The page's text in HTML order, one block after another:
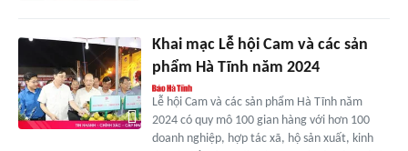
Khai mạc Lễ hội Cam và các sản
phẩm Hà Tĩnh năm 2024
Lễ hội Cam và các sản phẩm Hà Tĩnh năm
2024 có quy mô 100 gian hàng với hơn 100
doanh nghiệp, hợp tác xã, hộ sản xuất, kinh